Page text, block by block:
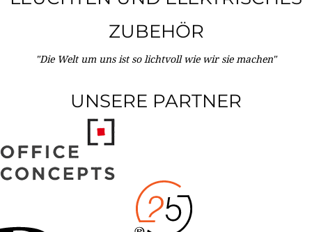
ZUBEHÖR
"Die Welt um uns ist so lichtvoll wie wir sie machen"
UNSERE PARTNER